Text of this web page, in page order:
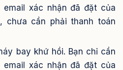
xác nhận đã đặt của
chưa cần phải thanh toán
bay khứ hồi. Bạn chỉ cần
xác nhận đã đặt của